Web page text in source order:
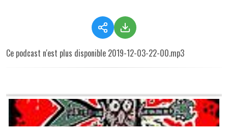
Ce podcast n'est plus disponible 2019-12-03-22-00.mp3